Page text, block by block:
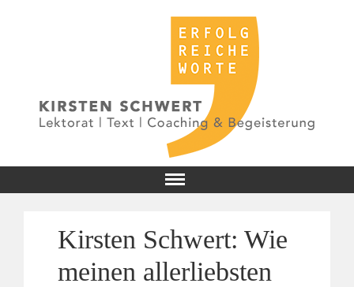
Kirsten Schwert: Wie
meinen allerliebsten